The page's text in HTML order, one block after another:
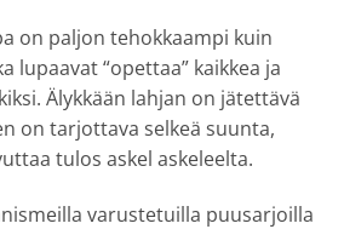
on paljon tehokkaampi kuin
lupaavat “opettaa” kaikkea ja
Älykkään lahjan on jätettävä
on tarjottava selkeä suunta,
tulos askel askeleelta.
varustetuilla puusarjoilla